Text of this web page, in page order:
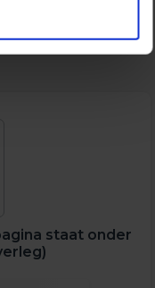
staat onder